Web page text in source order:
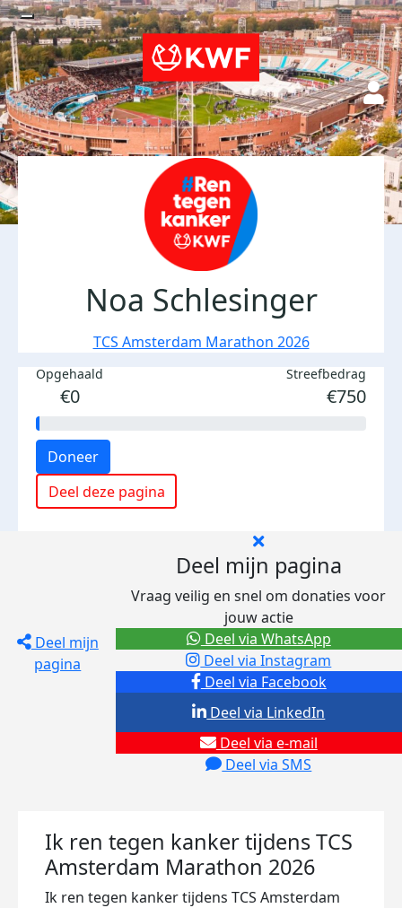
Noa Schlesinger
TCS Amsterdam Marathon 2026
Opgehaald
€0
Streefbedrag
€750
Doneer
Deel deze pagina
Deel mijn
pagina
Deel mijn pagina
Vraag veilig en snel om donaties voor
jouw actie
Deel via Facebook
Deel via Instagram
Deel via e-mail
Deel via SMS
Deel via LinkedIn
Deel via WhatsApp
Ik ren tegen kanker tijdens TCS
Amsterdam Marathon 2026
Ik ren tegen kanker tijdens TCS Amsterdam